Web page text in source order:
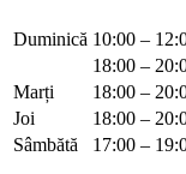
Duminică 10:00 –
18:00 –
Marți
18:00 –
Joi
18:00 –
Sâmbătă
17:00 –